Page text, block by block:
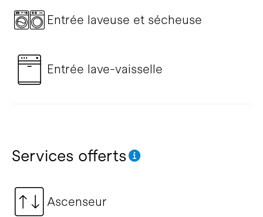
Entrée laveuse et sécheuse
Entrée lave-vaisselle
Services offerts
Ascenseur